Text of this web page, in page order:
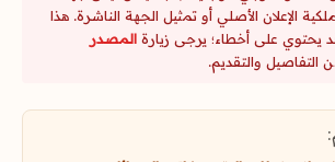
الإعلان الأصلي أو تمثيل الجهة الناشرة. هذا
على أخطاء؛ يرجى زيارة المصدر
التفاصيل والتقديم.